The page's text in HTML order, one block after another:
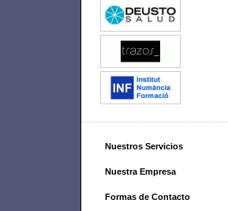
Nuestros Servicios
Nuestra Empresa
Formas de Contacto